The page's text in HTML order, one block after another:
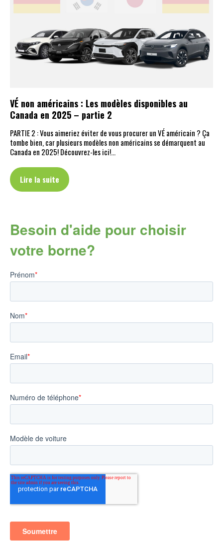
VÉ non américains : Les modèles disponibles au
Canada en 2025 – partie 2
PARTIE 2 : Vous aimeriez éviter de vous procurer un VÉ américain ? Ça
tombe bien, car plusieurs modèles non américains se démarquent au
Canada en 2025! Découvrez-les ici!…
Lire la suite